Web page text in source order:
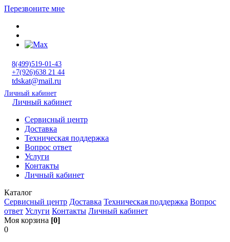
Перезвоните мне
8(499)519-01-43
+7(926)638 21 44
tdskat@mail.ru
Личный кабинет
Личный кабинет
Сервисный центр
Доставка
Техническая поддержка
Вопрос ответ
Услуги
Контакты
Личный кабинет
Каталог
Сервисный центр Доставка Техническая поддержка Вопрос
ответ Услуги Контакты Личный кабинет
Моя корзина [0]
0